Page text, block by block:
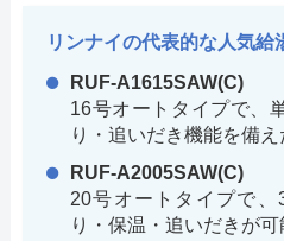
リンナイの代表的な人気給
RUF-A1615SAW(C)
16号オートタイプで、
り・追いだき機能を備え
RUF-A2005SAW(C)
20号オートタイプで
り・保温・追いだきが可